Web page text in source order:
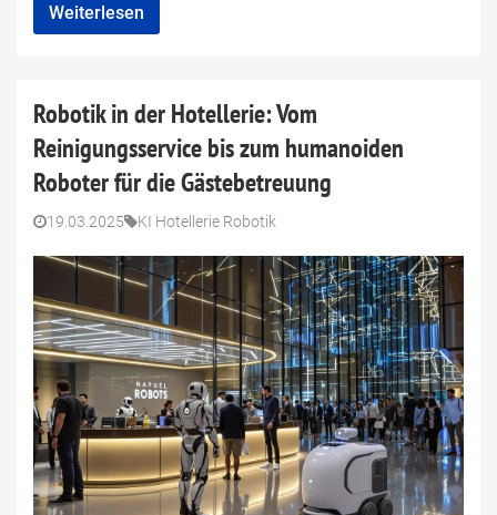
Weiterlesen
Robotik in der Hotellerie: Vom
Reinigungsservice bis zum humanoiden
Roboter für die Gästebetreuung
19.03.2025 KI Hotellerie Robotik